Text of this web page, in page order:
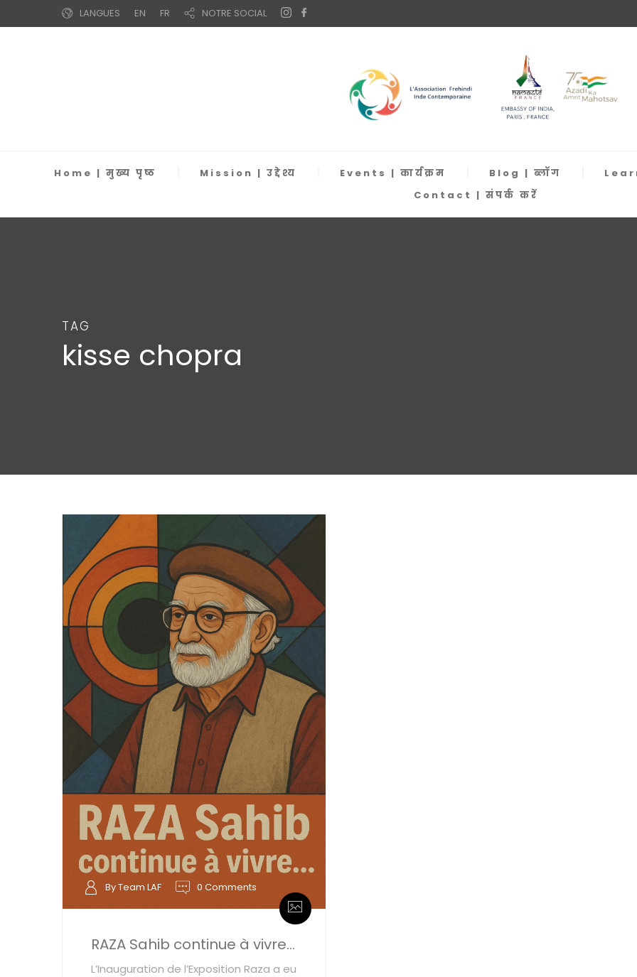
LANGUES EN FR NOTRE SOCIAL
Home | मुख्य पृष्ठ Mission | उद्देश्य Events | कार्यक्रम Blog | ब्लॉग
Contact | संपर्क करें
TAG
kisse chopra
By Team LAF 0 Comments
RAZA Sahib continue à vivre…
L’Inauguration de l’Exposition Raza a eu